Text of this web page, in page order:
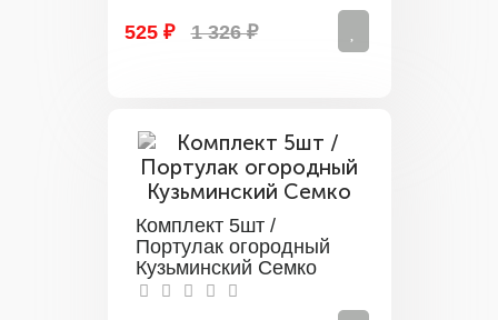
525 ₽ 1 326 ₽
Комплект 5шт /
Портулак огородный
Кузьминский Семко